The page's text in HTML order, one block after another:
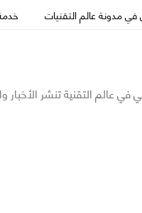
في مدونة عالم التقنيات
في عالم التقنية تنشر